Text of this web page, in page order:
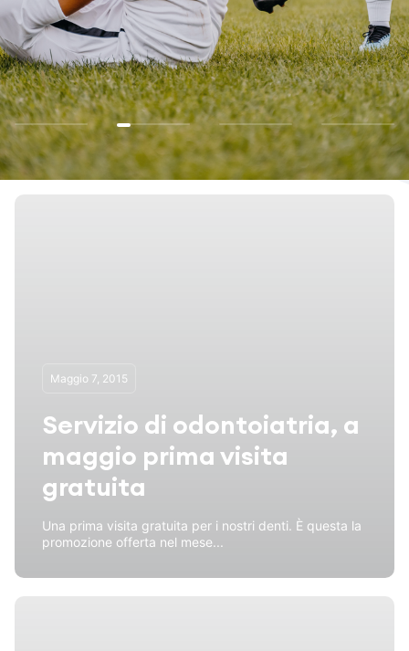
Maggio 7, 2015
Servizio di odontoiatria, a
maggio prima visita
gratuita
Una prima visita gratuita per i nostri denti. È questa la
promozione offerta nel mese...